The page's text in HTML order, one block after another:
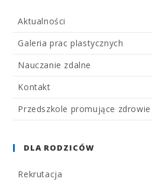
Aktualności
Galeria prac plastycznych
Nauczanie zdalne
Kontakt
Przedszkole promujące zdrowie
DLA RODZICÓW
Rekrutacja